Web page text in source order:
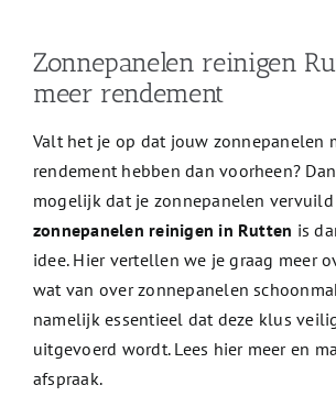
Zonnepanelen reinigen
meer rendement
Valt het je op dat jouw zonnepanelen
rendement hebben dan voorheen?
mogelijk dat je zonnepanelen vervuild
zonnepanelen reinigen in Rutten is
idee. Hier vertellen we je graag meer
wat van over zonnepanelen
namelijk essentieel dat deze klus
uitgevoerd wordt. Lees hier meer en
afspraak.